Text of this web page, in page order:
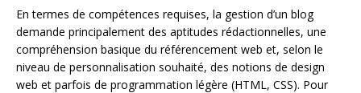
En termes de compétences requises, la gestion d’un blog
demande principalement des aptitudes rédactionnelles, une
compréhension basique du référencement web et, selon le
niveau de personnalisation souhaité, des notions de design
web et parfois de programmation légère (HTML, CSS). Pour